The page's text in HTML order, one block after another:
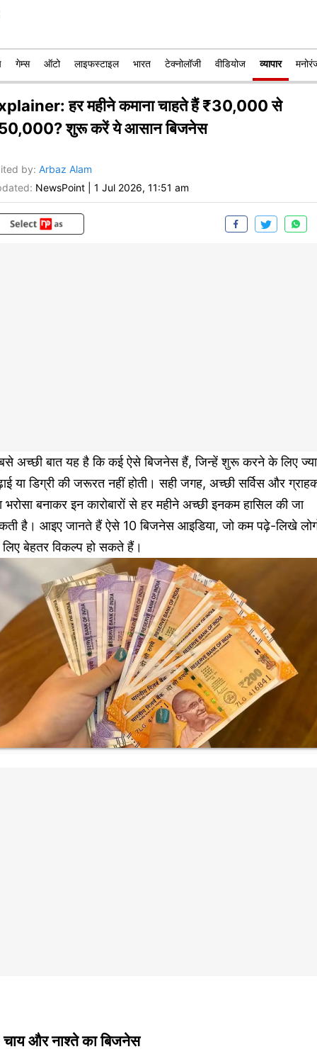
गेम्स ऑटो लाइफस्टाइल भारत टेक्नोलॉजी वीडियोज व्यापार
हर महीने कमाना चाहते हैं ₹30,000 से
शुरू करें ये आसान बिजनेस
by: Arbaz Alam
NewsPoint 1 Jul 2026, 11:51 am
अच्छी बात यह है कि कई ऐसे बिजनेस हैं, जिन्हें शुरू करने के लिए
या डिग्री की जरूरत नहीं होती। सही जगह, अच्छी सर्विस और
भरोसा बनाकर इन कारोबारों से हर महीने अच्छी इनकम हासिल की जा
है। आइए जानते हैं ऐसे 10 बिजनेस आइडिया, जो कम पढ़े-लिखे
बेहतर विकल्प हो सकते हैं।
चाय और नाश्ते का बिजनेस